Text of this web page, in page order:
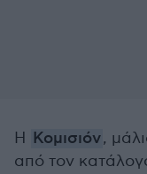
Η Κομισιόν,
από τον